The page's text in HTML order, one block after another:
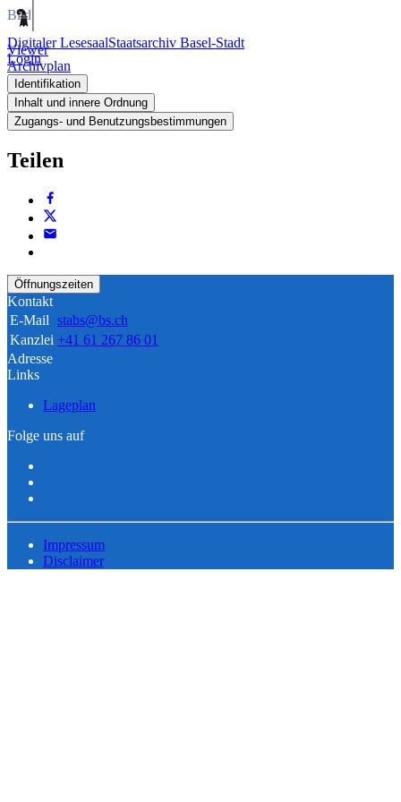
Digitaler LesesaalStaatsarchiv Basel-Stadt
Login
Bild
Viewer
Archivplan
Identifikation
Inhalt und innere Ordnung
Zugangs- und Benutzungsbestimmungen
Teilen
Öffnungszeiten
Kontakt
E-Mail stabs@bs.ch
Kanzlei +41 61 267 86 01
Adresse
Links
Lageplan
Folge uns auf
Impressum
Disclaimer